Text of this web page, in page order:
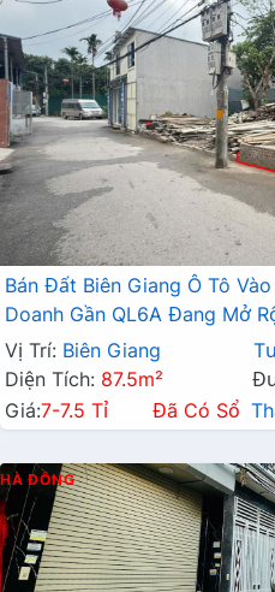
Bán Đất Biên Giang Ô Tô
Doanh Gần QL6A Đang Mở
Vị Trí: Biên Giang
Diện Tích: 87.5m²
Giá:7-7.5 Tỉ Đã Có Sổ
HÀ ĐÔNG